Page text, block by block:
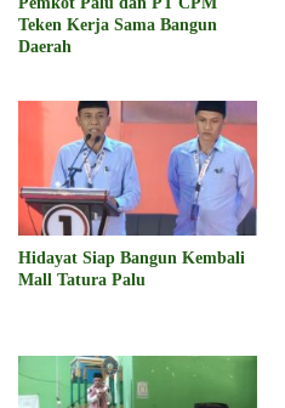
Teken Kerja Sama Bangun
Daerah
Hidayat Siap Bangun Kembali
Mall Tatura Palu